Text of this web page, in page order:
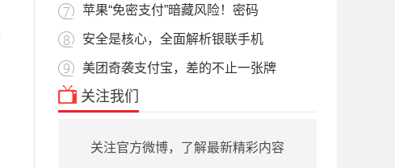
苹果“免密支付”暗藏风险！密码
安全是核心，全面解析银联手机
美团奇袭支付宝，差的不止一张牌
关注我们
关注官方微博，了解最新精彩内容